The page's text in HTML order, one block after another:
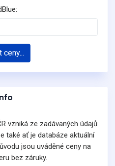
ceny...
vzniká ze zadávaných údajů
také ať je databáze aktuální
jsou uváděné ceny na
bez záruky.